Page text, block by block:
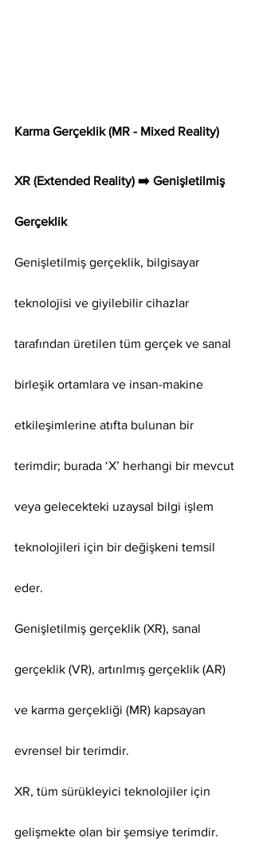
Karma Gerçeklik (MR - Mixed Reality)
XR (Extended Reality) ➡️ Genişletilmiş
Gerçeklik
Genişletilmiş gerçeklik, bilgisayar
teknolojisi ve giyilebilir cihazlar
tarafından üretilen tüm gerçek ve sanal
birleşik ortamlara ve insan-makine
etkileşimlerine atıfta bulunan bir
terimdir; burada ‘X’ herhangi bir mevcut
veya gelecekteki uzaysal bilgi işlem
teknolojileri için bir değişkeni temsil
eder.
Genişletilmiş gerçeklik (XR), sanal
gerçeklik (VR), artırılmış gerçeklik (AR)
ve karma gerçekliği (MR) kapsayan
evrensel bir terimdir.
XR, tüm sürükleyici teknolojiler için
gelişmekte olan bir şemsiye terimdir.